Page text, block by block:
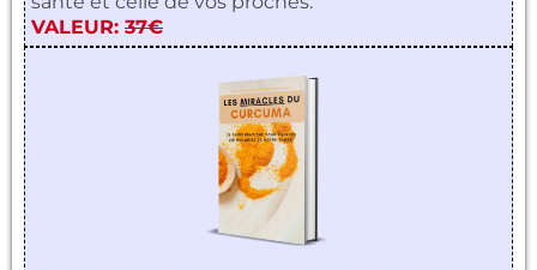
VALEUR: 37€